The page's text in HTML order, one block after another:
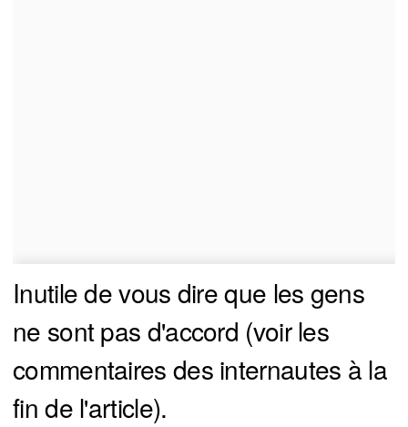
Inutile de vous dire que les gens
ne sont pas d'accord (voir les
commentaires des internautes à la
fin de l'article).